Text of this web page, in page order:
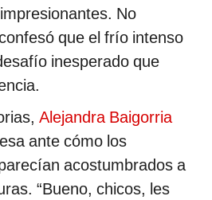
No
que el frío intenso
inesperado que
Alejandra Baigorria
ante cómo los
acostumbrados a
“Bueno, chicos, les